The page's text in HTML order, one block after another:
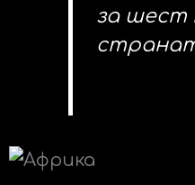
за шест